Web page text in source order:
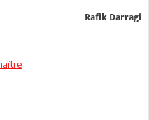
Rafik Darragi